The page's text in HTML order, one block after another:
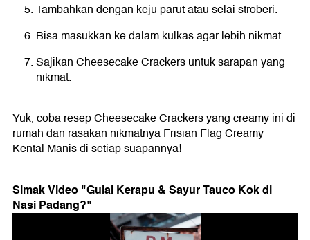
Tambahkan dengan keju parut atau selai stroberi.
Bisa masukkan ke dalam kulkas agar lebih nikmat.
Sajikan Cheesecake Crackers untuk sarapan yang
nikmat.
Yuk, coba resep Cheesecake Crackers yang creamy ini di
rumah dan rasakan nikmatnya Frisian Flag Creamy
Kental Manis di setiap suapannya!
Simak Video "Gulai Kerapu & Sayur Tauco Kok di
Nasi Padang?"